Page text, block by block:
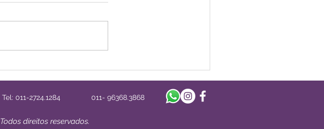
Tel: 011-2724.1284 011- 96368.3868
Todos direitos reservados.